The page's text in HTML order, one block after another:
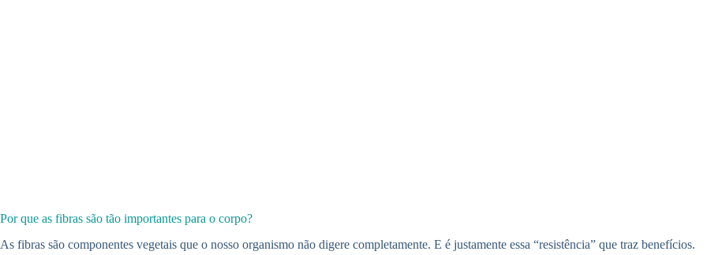
Por que as fibras são tão importantes para o corpo?
As fibras são componentes vegetais que o nosso organismo não digere completamente. E é justamente essa “resistência” que traz benefícios.